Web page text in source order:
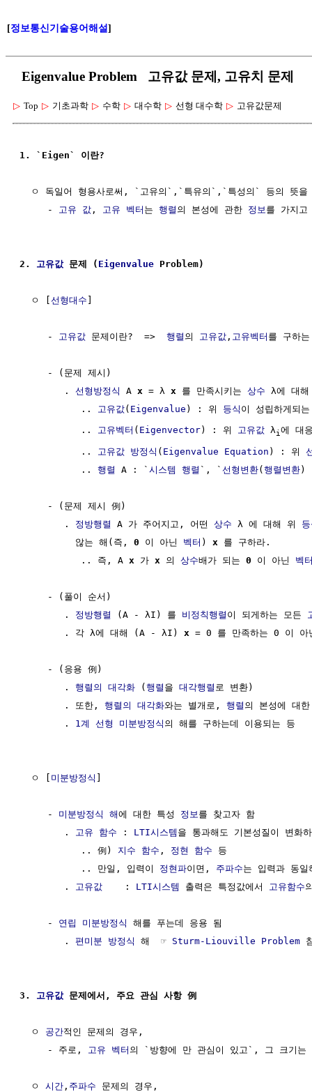
[정보통신기술용어해설]
Eigenvalue Problem 고유값 문제, 고유치 문제
▷ Top ▷ 기초과학 ▷ 수학 ▷ 대수학 ▷ 선형 대수학 ▷ 고유값문제
1. `Eigen` 이란?
ㅇ 독일어 형용사로써, `고유의`,`특유의`,`특성의` 등의 뜻을
     -
고유 값 , 고유 벡터 는 행렬 의 본성에 관한 정보 를 가지고
2. 고유값 문제 ( Eigenvalue Problem)
  ㅇ [
선형대수 ]
     -
고유값 문제이란?  => 행렬 의 고유값 , 고유벡터 를 구하
     - (문제 제시)
        .
선형방정식 A x = λ x 를 만족시키는 상수 λ에 대
           ..
고유값( Eigenvalue ) : 위 등식 이 성립하게되
           ..
고유벡터 ( Eigenvector) : 위 고유값 λi에 대
           ..
고유값 방정식 ( Eigenvalue Equation ) : 위
           ..
행렬 A : ` 시스템 행렬 `, ` 선형변환(행렬변환)
     - (문제 제시 例)
        .
정방행렬 A 가 주어지고, 어떤 상수 λ 에 대해 위
          않는 해(즉,
0 이 아닌 벡터 ) x 를 구하라.
           .. 즉, A
x 가 x 의 상수배가 되는 0 이 아닌 벡
     - (풀이 순서)
        .
정방행렬 (A - λI) 를 비정칙행렬 이 되게하는 모든
        . 각 λ에 대해 (A - λI)
x = 0 를 만족하는 0 이
     - (응용 例)
        .
행렬의 대각화 (행렬 을 대각행렬 로 변환)
        . 또한,
행렬의 대각화와는 별개로, 행렬 의 본성에 대
        .
1계 선형 미분방정식 의 해를 구하는데 이용되는 등
  ㅇ [
미분방정식 ]
     -
미분방정식 해에 대한 특성 정보 를 찾고자 함
        .
고유 함수 : LTI시스템 을 통과해도 기본성질이 변화
           .. 例)
지수 함수 , 정현 함수 등
           .. 만일, 입력이
정현파이면, 주파수는 입력과 동
        .
고유값
    :
LTI시스템 출력은 특정값에서 고유함수
     -
연립 미분방정식
해를 푸는데 응용 됨
        .
편미분 방정식 해  ☞ Sturm-Liouville Problem
3. 고유값 문제에서, 주요 관심 사항 例
  ㅇ
공간적인 문제의 경우,
     - 주로,
고유 벡터 의 `방향에 만 관심이 있고`, 그 크기는
  ㅇ
시간 , 주파수 문제의 경우,